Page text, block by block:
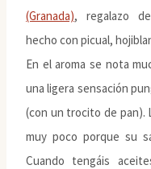
(Granada), regalazo
hecho con picual,
En el aroma se nota
una ligera sensación
(con un trocito de pan).
muy poco porque su
Cuando tengáis